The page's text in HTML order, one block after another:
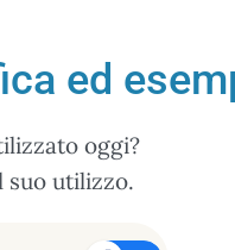
ed
oggi?
suo utilizzo.